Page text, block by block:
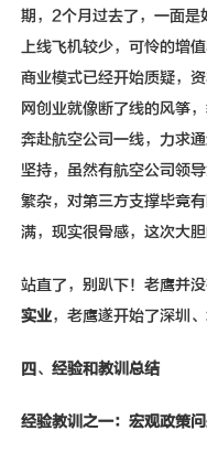
期，2个月过去了，一面是
上线飞机较少，可怜的增
商业模式已经开始质疑，
网创业就像断了线的风筝
奔赴航空公司一线，力求
坚持，虽然有航空公司领
繁杂，对第三方支撑毕竟
满，现实很骨感，这次大
站直了，别趴下！老鹰并
实业，老鹰遂开始了深圳、
四、 经验和教训总结
经验教训之一：宏观政策